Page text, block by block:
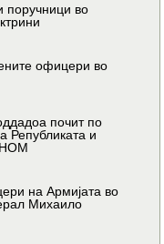
поручници во
офицери во
почит по
Републиката и
на Армијата во
Михаило